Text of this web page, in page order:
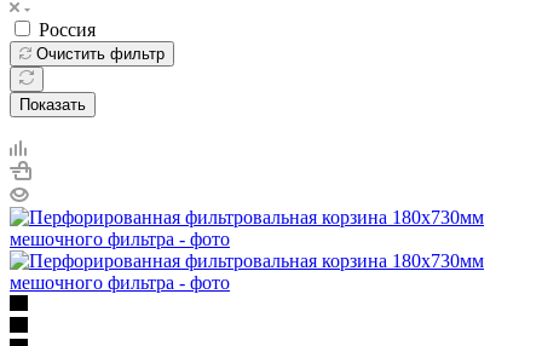
Россия
Очистить фильтр
Показать